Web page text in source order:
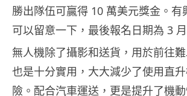
勝出隊伍可贏得 10 萬美元獎金。有
可以留意一下，最後報名日期為 3
無人機除了攝影和送貨，用於前往
也是十分實用，大大減少了使用直
險。配合汽車運送，更是提升了機